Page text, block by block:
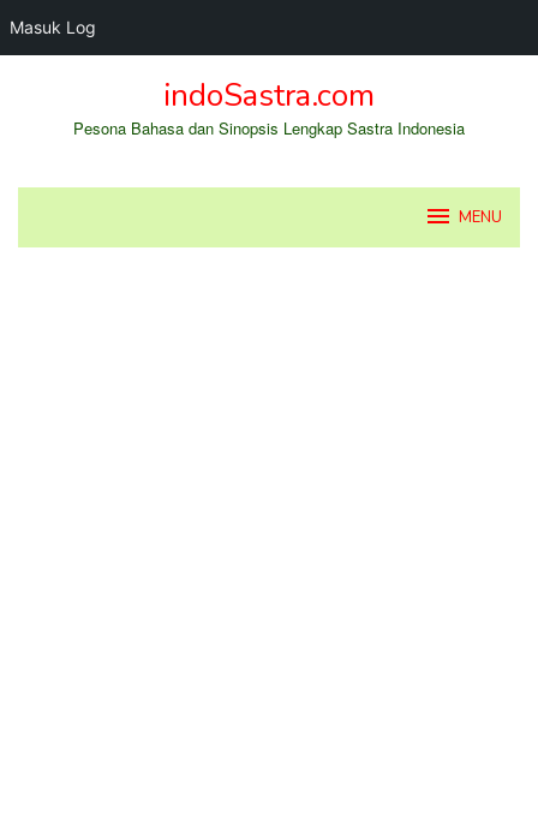
Masuk Log
indoSastra.com
Pesona Bahasa dan Sinopsis Lengkap Sastra Indonesia
MENU